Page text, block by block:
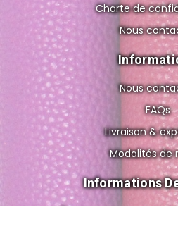
Charte de
Nous
Nous
FAQs
Livraison &
Modalités de
Informations